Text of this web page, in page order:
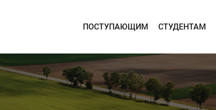
ПОСТУПАЮЩИМ СТУДЕНТАМ